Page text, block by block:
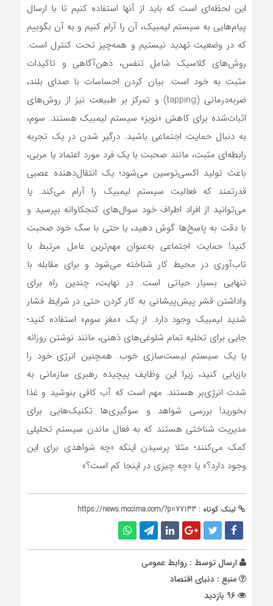
این لحظه‌ای است که باید از آنها استفاده کنیم تا با ارسال
پیام‌هایی به سیستم لیمبیک، آن را آرام کنیم و به آن بگوییم
که در وضعیت تهدید نیستیم و همه‌چیز تحت کنترل است.
روش‌های کلاسیک شامل تنفس، ذهن‌آگاهی و تاکیدات
مثبت به خود است. بیان کردن احساسات با صدای بلند،
ضربه‌درمانی (tapping) و تمرکز بر طبیعت نیز از روش‌های
اثبات‌شده برای کاهش «نویز» سیستم لیمبیک هستند. سوم،
به دنبال حمایت اجتماعی باشید. درگیر شدن در یک تجربه
رابطه‌ای مثبت، مانند صحبت با یک فرد مورد اعتماد یا مربی،
باعث تولید اکسی‌توسین می‌شود؛ یک انتقال‌دهنده عصبی
قدرتمند که فعالیت سیستم لیمبیک را آرام می‌کند. یا
می‌توانید از افراد اطراف خود سوال‌های کنجکاوانه بپرسید و
با دقت به پاسخ‌ها گوش دهید، یا حتی با سگ خود صحبت
کنید! حمایت اجتماعی به‌عنوان مهم‌ترین عامل مرتبط با
تاب‌آوری در محیط کار شناخته می‌شود و برای مقابله با
تنهایی بسیار حیاتی است. در نهایت، چندین راه برای
واداشتن قشر پیش‌پیشانی به کار کردن حتی در شرایط فشار
شدید لیمبیک وجود دارد. از یک «مغز سوم» استفاده کنید؛
جایی برای تخلیه تمام شلوغی‌های ذهنی، مانند نوشتن روزانه
یا یک سیستم لیست‌سازی خوب. همچنین انرژی خود را
بازیابی کنید، زیرا این وظایف پیچیده رهبری سازمانی به
شدت انرژی‌بر هستند. مهم است که آب کافی بنوشید و غذا
بخورید! بررسی شواهد و سوگیری‌ها تکنیک‌هایی برای
مدیریت شناختی هستند که به فعال ماندن سیستم تحلیلی
کمک می‌کنند؛ مثلا پرسیدن اینکه «چه شواهدی برای این
وجود دارد؟» یا «چه چیزی در اینجا کم است؟»
لینک کوتاه : https://news.mccima.com/?p=77133
ارسال توسط : روابط عمومی
منبع : دنیای اقتصاد